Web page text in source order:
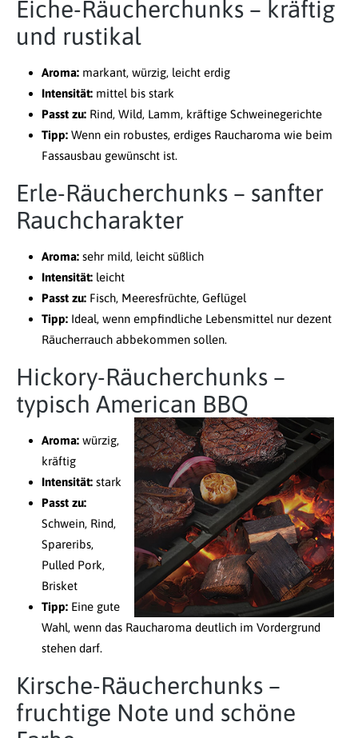
Eiche-Räucherchunks – kräftig
und rustikal
Aroma: markant, würzig, leicht erdig
Intensität: mittel bis stark
Passt zu: Rind, Wild, Lamm, kräftige Schweinegerichte
Tipp: Wenn ein robustes, erdiges Raucharoma wie beim
Fassausbau gewünscht ist.
Erle-Räucherchunks – sanfter
Rauchcharakter
Aroma: sehr mild, leicht süßlich
Intensität: leicht
Passt zu: Fisch, Meeresfrüchte, Geflügel
Tipp: Ideal, wenn empfindliche Lebensmittel nur dezent
Räucherrauch abbekommen sollen.
Hickory-Räucherchunks –
typisch American BBQ
Aroma: würzig,
kräftig
Intensität: stark
Passt zu:
Schwein, Rind,
Spareribs,
Pulled Pork,
Brisket
Tipp: Eine gute
Wahl, wenn das Raucharoma deutlich im Vordergrund
stehen darf.
Kirsche-Räucherchunks –
fruchtige Note und schöne